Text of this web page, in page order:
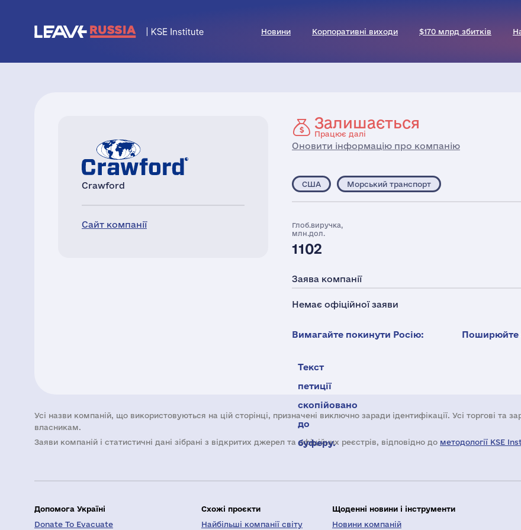
Новини Корпоративні виходи $170 млрд збитків
Crawford
Сайт компанії
Залишається
Працює далі
Оновити інформацію про компанію
США Морський транспорт
Глоб.виручка,
млн.дол.
1102
Заява компанії
Немає офіційної заяви
Вимагайте покинути Росію:
Текст
петиції
скопійовано
до
буферу.
Поширюйте
Усі назви компаній, що використовуються на цій сторінці, призначені виключно заради ідентифікації. Усі торгові та
власникам.
Заяви компаній i статистичні дані зібрані з відкритих джерел та офіційних реєстрів, відповідно до методології KSE
Допомога Україні
Donate To Evacuate
Схожі проєкти
Найбільші компанії світу
Щоденні новини і інструменти
Новини компаній